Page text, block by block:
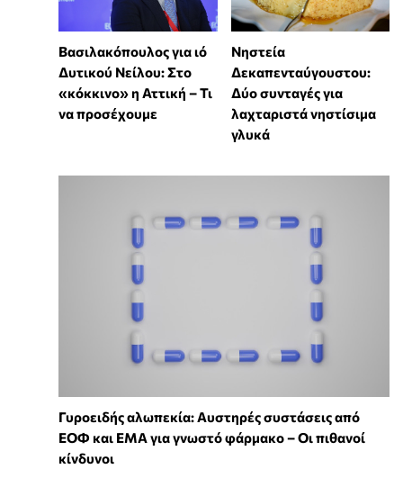
Βασιλακόπουλος για ιό
Δυτικού Νείλου: Στο
«κόκκινο» η Αττική – Τι
να προσέχουμε
Νηστεία
Δεκαπενταύγουστου:
Δύο συνταγές για
λαχταριστά νηστίσιμα
γλυκά
Γυροειδής αλωπεκία: Αυστηρές συστάσεις από
ΕΟΦ και EMA για γνωστό φάρμακο – Οι πιθανοί
κίνδυνοι